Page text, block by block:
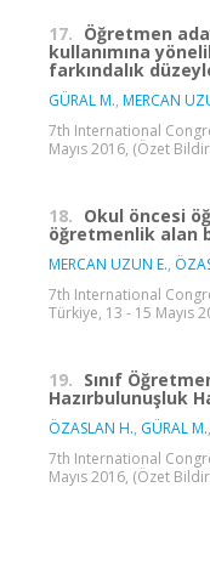
17. Öğretmen
kullanımına
farkındalık
GÜRAL M., MERCAN
7th International
Mayıs 2016, (Özet
18. Okul öncesi
öğretmenlik alan
MERCAN UZUN E.,
7th International
Türkiye, 13 - 15 Mayıs
19. Sınıf
Hazırbulunuşluk
ÖZASLAN H., GÜRAL M.,
7th International
Mayıs 2016, (Özet